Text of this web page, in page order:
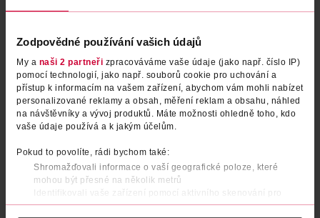
Zodpovědné používání vašich údajů
My a naši 2 partneři zpracováváme vaše údaje (jako např. číslo IP)
pomocí technologií, jako např. souborů cookie pro uchování a
přístup k informacím na vašem zařízení, abychom vám mohli nabízet
personalizované reklamy a obsah, měření reklam a obsahu, náhled
na návštěvníky a vývoj produktů. Máte možnosti ohledně toho, kdo
vaše údaje používá a k jakým účelům.
Pokud to povolíte, rádi bychom také:
Shromažďovali informace o vaší geografické poloze, které
mohou být přesné na několik metrů
Identifikovali vaše zařízení pomocí aktivního skenování pro
konkrétní charakteristiky (otisk prstu)
Tužka na rty Line Loud 16
Magic Maker
Tužka na rty Line Loud 33 Too
Blessed